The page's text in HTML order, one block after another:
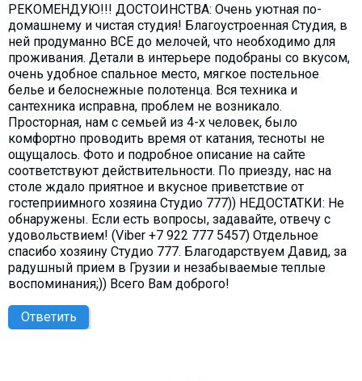
РЕКОМЕНДУЮ!!! ДОСТОИНСТВА: Очень уютная по-
домашнему и чистая студия! Благоустроенная Студия, в
ней продуманно ВСЕ до мелочей, что необходимо для
проживания. Детали в интерьере подобраны со вкусом,
очень удобное спальное место, мягкое постельное
белье и белоснежные полотенца. Вся техника и
сантехника исправна, проблем не возникало.
Просторная, нам с семьей из 4-х человек, было
комфортно проводить время от катания, тесноты не
ощущалось. Фото и подробное описание на сайте
соответствуют действительности. По приезду, нас на
столе ждало приятное и вкусное приветствие от
гостеприимного хозяина Студио 777)) НЕДОСТАТКИ: Не
обнаружены. Если есть вопросы, задавайте, отвечу с
удовольствием! (Viber +7 922 777 5457) Отдельное
спасибо хозяину Студио 777. Благодарствуем Давид, за
радушный прием в Грузии и незабываемые теплые
воспоминания;)) Всего Вам доброго!
Ответить